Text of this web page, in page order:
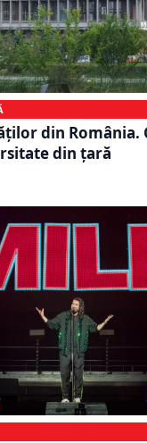
din România.
din țară